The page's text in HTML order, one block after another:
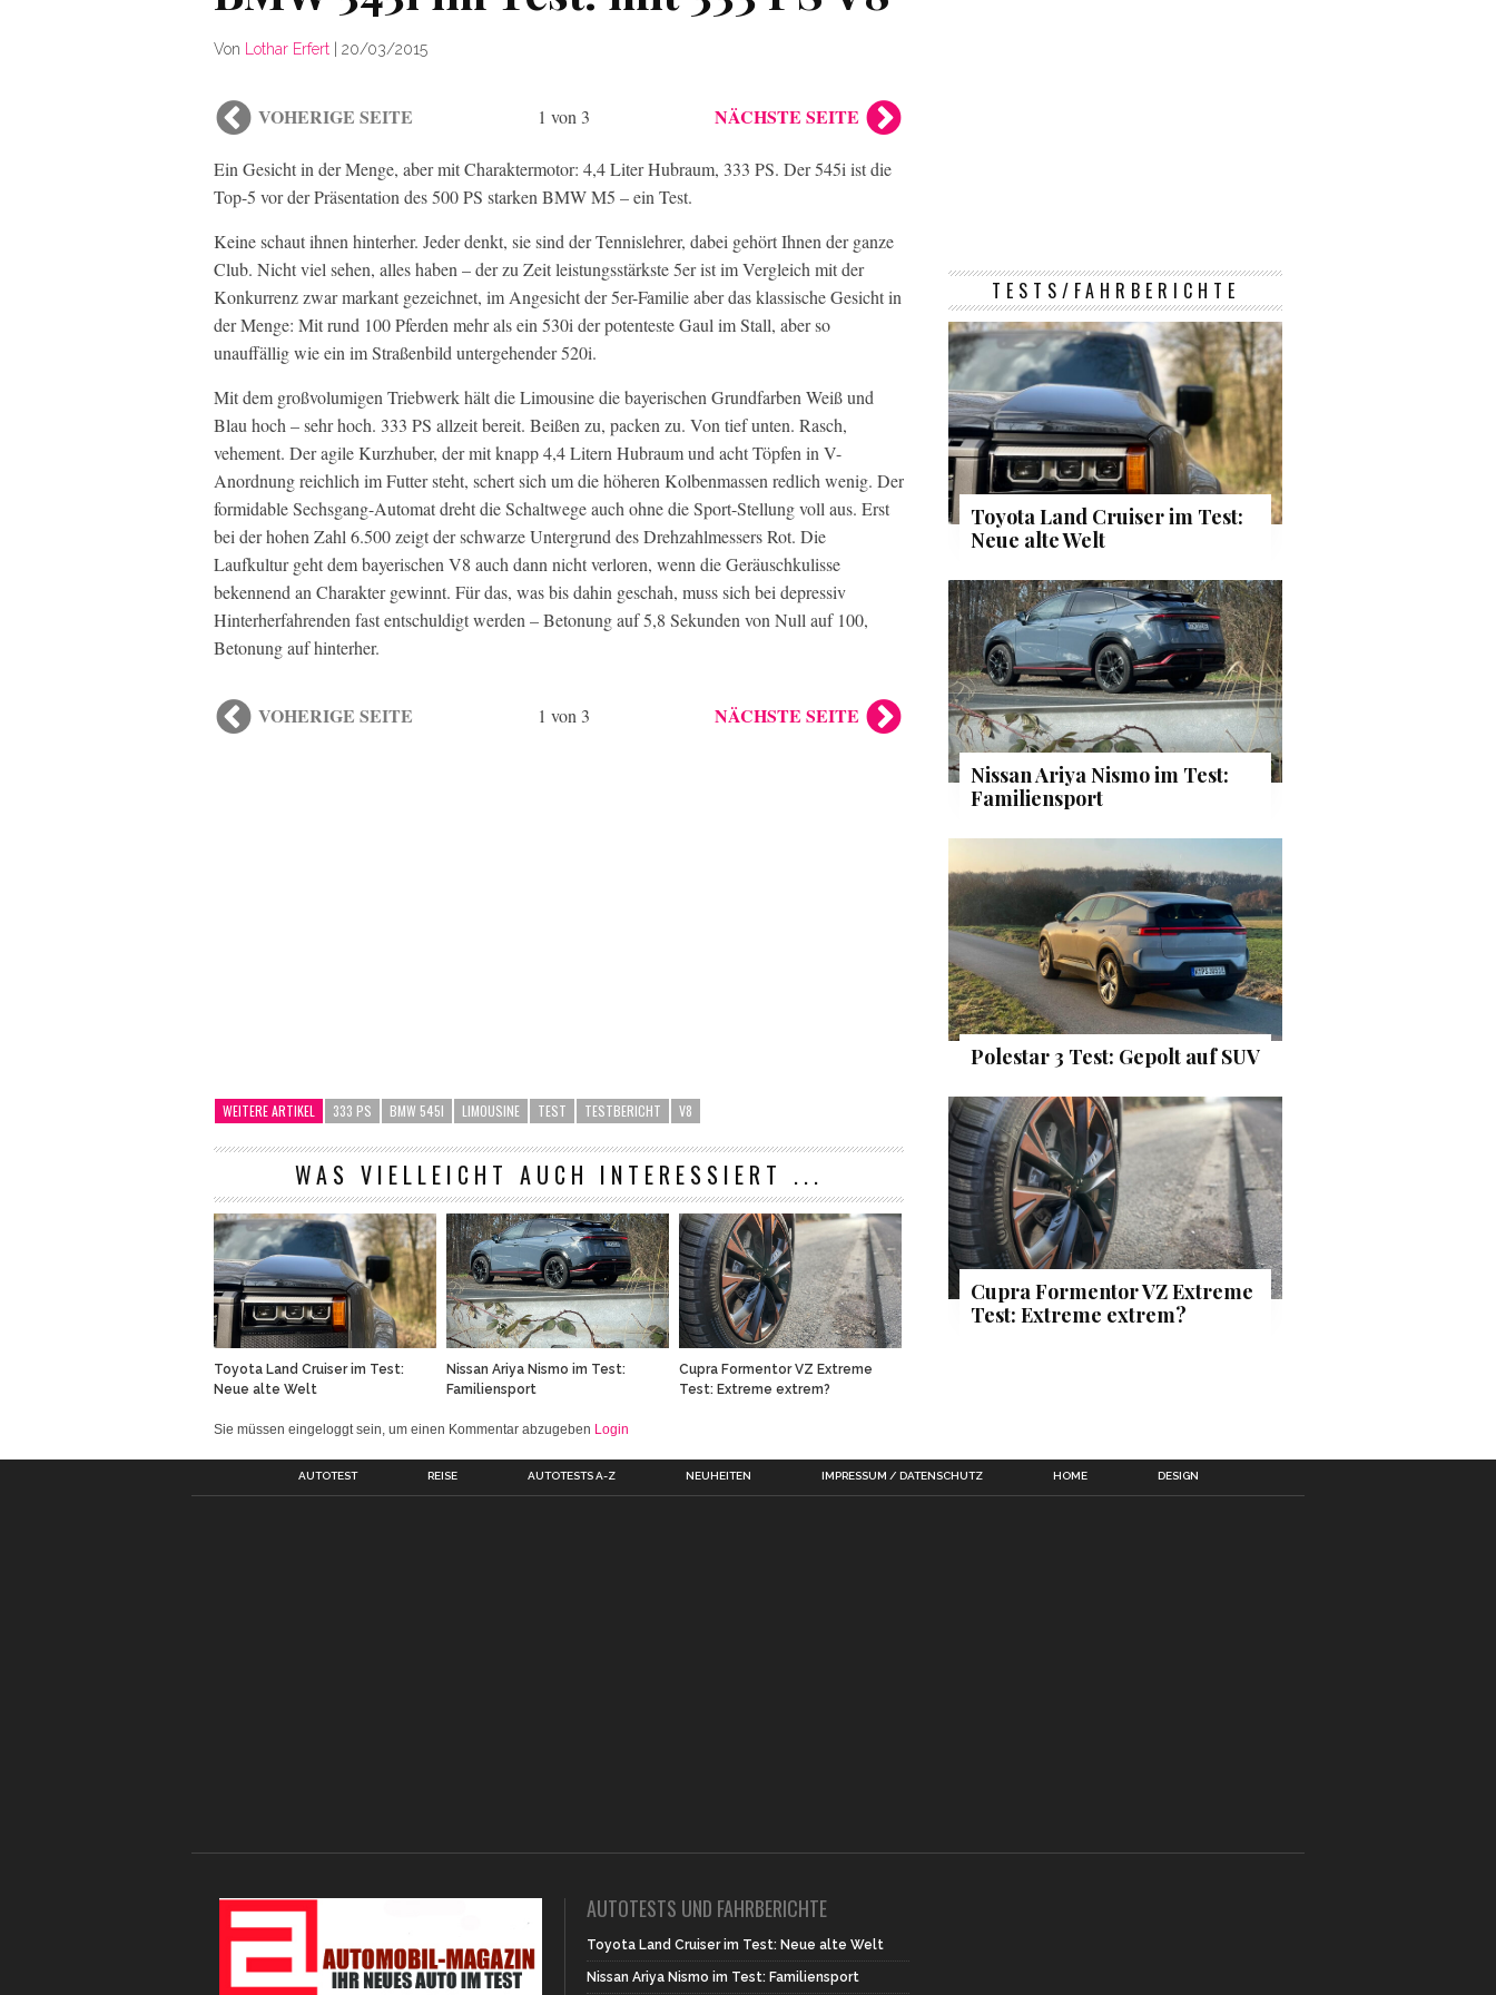
Von Lothar Erfert 20/03/2015
VOHERIGE SEITE 1 von 3 NÄCHSTE SEITE
Ein Gesicht in der Menge, aber mit Charaktermotor: 4,4 Liter Hubraum, 333 PS. Der 545i ist die
Top-5 vor der Präsentation des 500 PS starken BMW M5 – ein Test.
Keine schaut ihnen hinterher. Jeder denkt, sie sind der Tennislehrer, dabei gehört Ihnen der ganze
Club. Nicht viel sehen, alles haben – der zu Zeit leistungsstärkste 5er ist im Vergleich mit der
Konkurrenz zwar markant gezeichnet, im Angesicht der 5er-Familie aber das klassische Gesicht in
der Menge: Mit rund 100 Pferden mehr als ein 530i der potenteste Gaul im Stall, aber so
unauffällig wie ein im Straßenbild untergehender 520i.
Mit dem großvolumigen Triebwerk hält die Limousine die bayerischen Grundfarben Weiß und
Blau hoch – sehr hoch. 333 PS allzeit bereit. Beißen zu, packen zu. Von tief unten. Rasch,
vehement. Der agile Kurzhuber, der mit knapp 4,4 Litern Hubraum und acht Töpfen in V-
Anordnung reichlich im Futter steht, schert sich um die höheren Kolbenmassen redlich wenig. Der
formidable Sechsgang-Automat dreht die Schaltwege auch ohne die Sport-Stellung voll aus. Erst
bei der hohen Zahl 6.500 zeigt der schwarze Untergrund des Drehzahlmessers Rot. Die
Laufkultur geht dem bayerischen V8 auch dann nicht verloren, wenn die Geräuschkulisse
bekennend an Charakter gewinnt. Für das, was bis dahin geschah, muss sich bei depressiv
Hinterherfahrenden fast entschuldigt werden – Betonung auf 5,8 Sekunden von Null auf 100,
Betonung auf hinterher.
VOHERIGE SEITE 1 von 3 NÄCHSTE SEITE
WEITERE ARTIKEL 333 PS BMW 545I LIMOUSINE TEST TESTBERICHT V8
WAS VIELLEICHT AUCH INTERESSIERT ...
Toyota Land Cruiser im Test:
Neue alte Welt
Nissan Ariya Nismo im Test:
Familiensport
Cupra Formentor VZ Extreme
Test: Extreme extrem?
Sie müssen eingeloggt sein, um einen Kommentar abzugeben Login
TESTS/FAHRBERICHTE
Toyota Land Cruiser im Test:
Neue alte Welt
Nissan Ariya Nismo im Test:
Familiensport
Polestar 3 Test: Gepolt auf SUV
Cupra Formentor VZ Extreme
Test: Extreme extrem?
AUTOTEST REISE AUTOTESTS A-Z NEUHEITEN IMPRESSUM / DATENSCHUTZ HOME DESIGN
AUTOTESTS UND FAHRBERICHTE
Toyota Land Cruiser im Test: Neue alte Welt
Nissan Ariya Nismo im Test: Familiensport